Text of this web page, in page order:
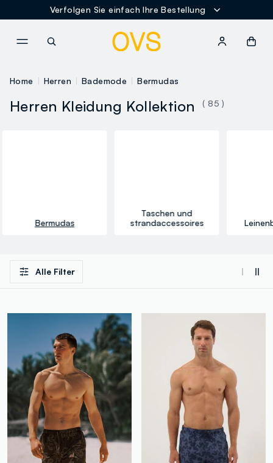
Verfolgen Sie einfach Ihre Bestellung
Home Herren Bademode Bermudas
Herren Kleidung Kollektion ( 85 )
Bermudas
Taschen und
strandaccessoires
Alle Filter